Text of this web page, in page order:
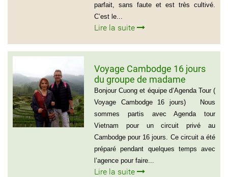
parfait, sans faute et est très cultivé.
C’est le...
Lire la suite
Voyage Cambodge 16 jours
du groupe de madame
Danielle et Monsieur Jean
Luc 0033 – 06 88 20 18 95
Bonjour Cuong et équipe d’Agenda Tour (
Voyage Cambodge 16 jours) Nous
sommes partis avec Agenda tour
Vietnam pour un circuit privé au
Cambodge pour 16 jours. Ce circuit a été
préparé pendant quelques temps avec
l’agence pour faire...
Lire la suite